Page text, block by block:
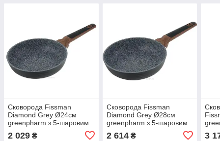
Сковорода Fissman
Diamond Grey Ø24см
greenpharm з 5-шаровим
антипригарним покриттям
2 029 ₴
Сковорода Fissman
Diamond Grey Ø28см
greenpharm з 5-шаровим
антипригарним покриттям
2 614₴ 3